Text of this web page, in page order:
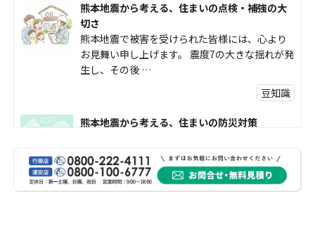
熊本地震から考える、住まいの点検・補強の大
切さ
熊本地震で被害を受けられた皆様には、心より
お見舞い申し上げます。 震度7の大きな揺れが発
生し、その後 …
豆知識
熊本地震から考える、住まいの防災対策
受けられた皆様に、心よりお見舞い申し上げま
す。 今回の地震 …
社長コラム